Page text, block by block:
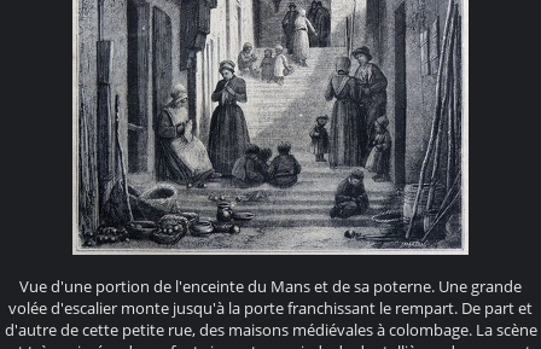
Vue d'une portion de l'enceinte du Mans et de sa poterne. Une grande
volée d'escalier monte jusqu'à la porte franchissant le rempart. De part et
d'autre de cette petite rue, des maisons médiévales à colombage. La scène